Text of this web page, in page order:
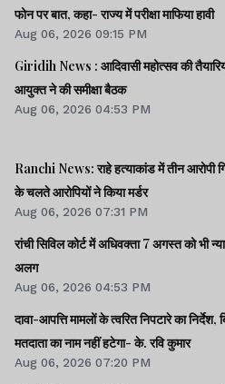
फोन पर बात, कहा- राज्य में परीक्षा माफिया हावी
Aug 06, 2026 09:15 PM
Giridih News : आदिवासी महोत्सव की
आयुक्त ने की समीक्षा बैठक
Aug 06, 2026 04:53 PM
Ranchi News: राहे हत्याकांड में तीन आरोपी
के चलते आरोपियों ने किया मर्डर
Aug 06, 2026 07:31 PM
रांची सिविल कोर्ट में अधिवक्ता 7 अगस्त को भी
अलग
Aug 06, 2026 04:53 PM
दावा-आपत्ति मामलों के त्वरित निपटारे का निर्देश,
मतदाता का नाम नहीं हटेगा- के. रवि कुमार
Aug 06, 2026 07:20 PM